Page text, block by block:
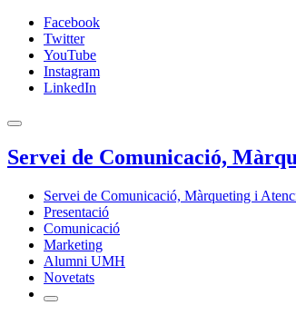
Facebook
Twitter
YouTube
Instagram
LinkedIn
Servei de Comunicació,
Servei de Comunicació, Màrqueting i
Presentació
Comunicació
Marketing
Alumni UMH
Novetats